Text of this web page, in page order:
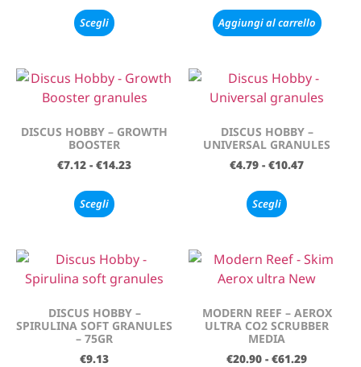
Scegli Aggiungi al carrello
DISCUS HOBBY – GROWTH
BOOSTER
€7.12 - €14.23
Scegli
DISCUS HOBBY –
UNIVERSAL GRANULES
€4.79 - €10.47
Scegli
DISCUS HOBBY –
SPIRULINA SOFT GRANULES
– 75GR
€9.13
MODERN REEF – AEROX
ULTRA CO2 SCRUBBER
MEDIA
€20.90 - €61.29